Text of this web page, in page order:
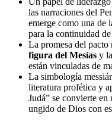
las narraciones del
emerge como una de
para la continuidad
La promesa del
figura del Mesías y
están vinculadas de
La simbología
literatura profética y
Judá” se convierte
ungido de Dios con